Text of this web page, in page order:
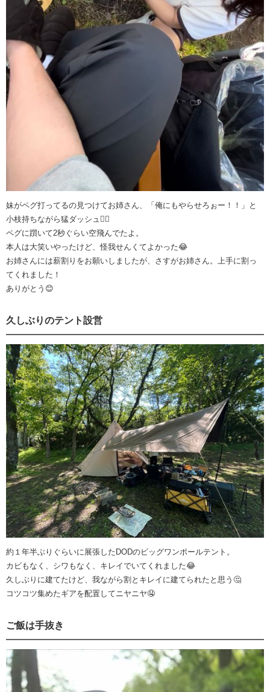
妹がペグ打ってるの見つけてお姉さん、「俺にもやらせろぉー！！」と
小枝持ちながら猛ダッシュ🏃‍♀️
ペグに躓いて2秒ぐらい空飛んでたよ。
本人は大笑いやったけど、怪我せんくてよかった😂
お姉さんには薪割りをお願いしましたが、さすがお姉さん。上手に割っ
てくれました！
ありがとう😊
久しぶりのテント設営
約１年半ぶりぐらいに展張したDODのビッグワンポールテント。
カビもなく、シワもなく、キレイでいてくれました😂
久しぶりに建てたけど、我ながら割とキレイに建てられたと思う🤔
コツコツ集めたギアを配置してニヤニヤ🤤
ご飯は手抜き